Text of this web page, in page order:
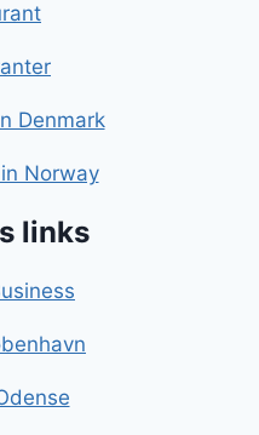
Denmark
Norway
links